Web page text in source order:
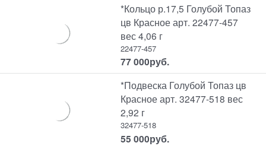
*Кольцо р.17,5 Голубой Топаз
цв Красное арт. 22477-457
вес 4,06 г
22477-457
77 000руб.
*Подвеска Голубой Топаз цв
Красное арт. 32477-518 вес
2,92 г
32477-518
55 000руб.